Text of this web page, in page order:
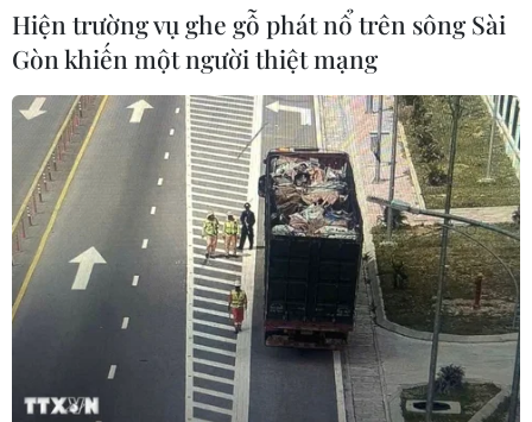
Hiện trường vụ ghe gỗ phát nổ trên sông Sài
Gòn khiến một người thiệt mạng